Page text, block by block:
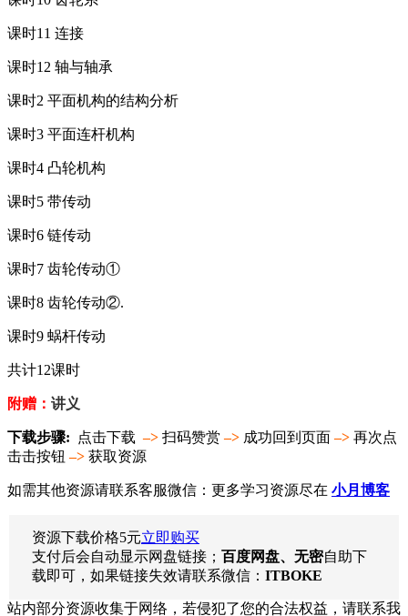
课时11 连接
课时12 轴与轴承
课时2 平面机构的结构分析
课时3 平面连杆机构
课时4 凸轮机构
课时5 带传动
课时6 链传动
课时7 齿轮传动①
课时8 齿轮传动②.
课时9 蜗杆传动
共计12课时
附赠： 讲义
下载步骤: 点击下载 –> 扫码赞赏–> 成功回到页面–> 再次点
击击按钮–> 获取资源
如需其他资源请联系客服微信：更多学习资源尽在 小月博客
资源下载价格5元立即购买
支付后会自动显示网盘链接； 百度网盘、无密自助下
载即可，如果链接失效请联系微信： ITBOKE
站内部分资源收集于网络，若侵犯了您的合法权益，请联系我